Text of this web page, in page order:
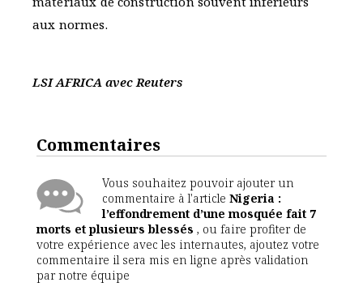
aux normes.
LSI AFRICA avec Reuters
Commentaires
Vous souhaitez pouvoir ajouter un
commentaire à l'article Nigeria :
l’effondrement d’une mosquée fait 7
morts et plusieurs blessés , ou faire profiter de
votre expérience avec les internautes, ajoutez votre
commentaire il sera mis en ligne après validation
par notre équipe